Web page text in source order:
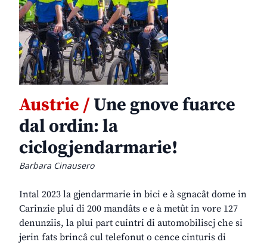
Austrie /Une gnove fuarce
dal ordin: la
ciclogjendarmarie!
Barbara Cinausero
Intal 2023 la gjendarmarie in bici e à sgnacât dome in
Carinzie plui di 200 mandâts e e à metût in vore 127
denunziis, la plui part cuintri di automobiliscj che si
jerin fats brincâ cul telefonut o cence cinturis di